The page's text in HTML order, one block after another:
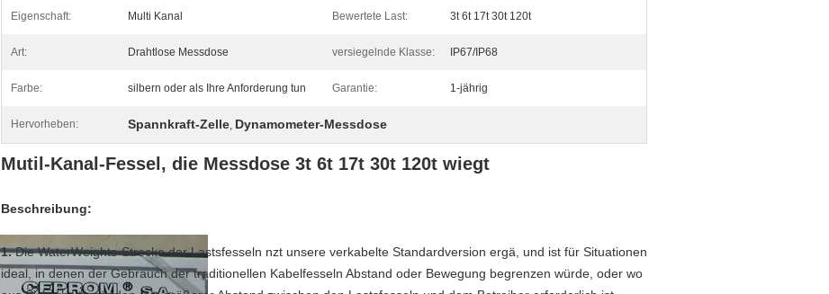
Eigenschaft: Multi Kanal Bewertete Last: 3t 6t 17t 30t 120t
Art: Drahtlose Messdose versiegelnde Klasse: IP67/IP68
Farbe: silbern oder als Ihre Anforderung tun Garantie: 1-jährig
Hervorheben: Spannkraft-Zelle, Dynamometer-Messdose
Mutil-Kanal-Fessel, die Messdose 3t 6t 17t 30t 120t wiegt
Beschreibung:
1.Die WaterWeights-Strecke der Lastsfesseln nzt unsere verkabelte Standardversion ergä, und ist für Situationen
ideal, in denen der Gebrauch der traditionellen Kabelfesseln Abstand oder Bewegung begrenzen würde, oder wo